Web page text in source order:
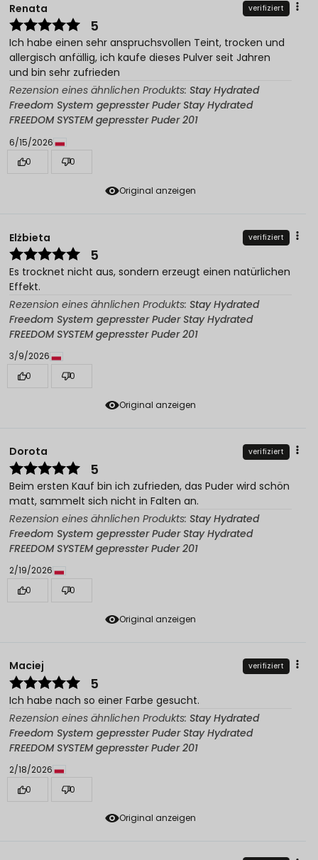
Original anzeigen
Renata verifiziert
5
Ich habe einen sehr anspruchsvollen Teint, trocken und
allergisch anfällig, ich kaufe dieses Pulver seit Jahren
und bin sehr zufrieden
Rezension eines ähnlichen Produkts: Stay Hydrated
Freedom System gepresster Puder Stay Hydrated
FREEDOM SYSTEM gepresster Puder 201
6/15/2026
0
0
Original anzeigen
Elżbieta verifiziert
5
Es trocknet nicht aus, sondern erzeugt einen natürlichen
Effekt.
Rezension eines ähnlichen Produkts: Stay Hydrated
Freedom System gepresster Puder Stay Hydrated
FREEDOM SYSTEM gepresster Puder 201
3/9/2026
0
0
Original anzeigen
Dorota verifiziert
5
Beim ersten Kauf bin ich zufrieden, das Puder wird schön
matt, sammelt sich nicht in Falten an.
Rezension eines ähnlichen Produkts: Stay Hydrated
Freedom System gepresster Puder Stay Hydrated
FREEDOM SYSTEM gepresster Puder 201
2/19/2026
0
0
Original anzeigen
Maciej verifiziert
5
Ich habe nach so einer Farbe gesucht.
Rezension eines ähnlichen Produkts: Stay Hydrated
Freedom System gepresster Puder Stay Hydrated
FREEDOM SYSTEM gepresster Puder 201
2/18/2026
0
0